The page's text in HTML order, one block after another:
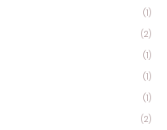
(1)
(2)
(1)
(1)
(1)
(2)